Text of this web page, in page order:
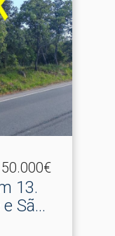
50.000€
13.​
Sã...